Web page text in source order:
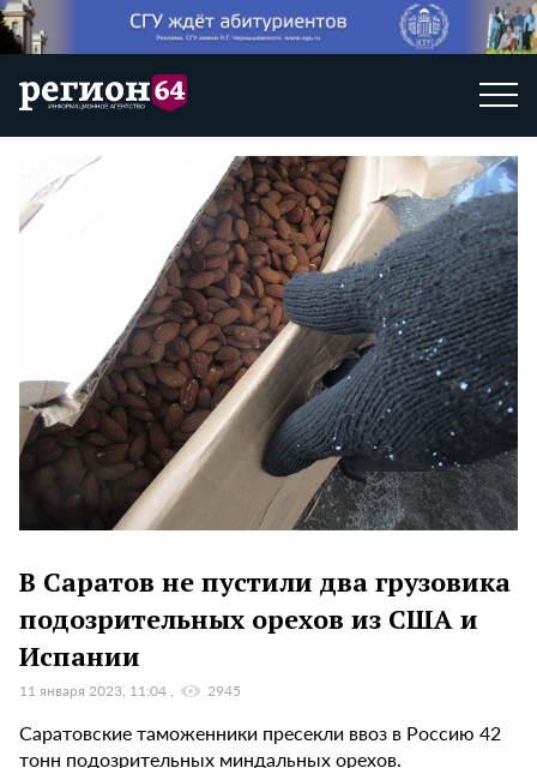
В Саратов не пустили два грузовика
подозрительных орехов из США и
Испании
11 января 2023, 11:04 2945
Саратовские таможенники пресекли ввоз в Россию 42
тонн подозрительных миндальных орехов.